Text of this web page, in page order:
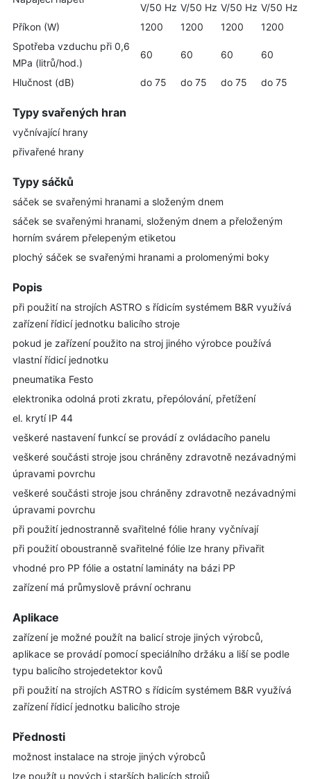
V/50 Hz V/50 Hz V/50 Hz V/50 Hz
Příkon (W)
1200 1200 1200
1200
Spotřeba vzduchu při 0,6
MPa (litrů/hod.)
60 60 60 60
Hlučnost (dB) do 75 do 75 do 75 do 75
Typy svařených hran
vyčnívající hrany
přivařené hrany
Typy sáčků
sáček se svařenými hranami a složeným dnem
sáček se svařenými hranami, složeným dnem a přeloženým
horním svárem přelepeným etiketou
plochý sáček se svařenými hranami a prolomenými boky
Popis
při použití na strojích ASTRO s řídicím systémem B&R využívá
zařízení řídicí jednotku balicího stroje
pokud je zařízení použito na stroj jiného výrobce používá
vlastní řídicí jednotku
pneumatika Festo
elektronika odolná proti zkratu, přepólování, přetížení
el. krytí IP 44
veškeré nastavení funkcí se provádí z ovládacího panelu
veškeré součásti stroje jsou chráněny zdravotně nezávadnými
úpravami povrchu
veškeré součásti stroje jsou chráněny zdravotně nezávadnými
úpravami povrchu
při použití jednostranně svařitelné fólie hrany vyčnívají
při použití oboustranně svařitelné fólie lze hrany přivařit
vhodné pro PP fólie a ostatní lamináty na bázi PP
zařízení má průmyslově právní ochranu
Aplikace
zařízení je možné použít na balicí stroje jiných výrobců,
aplikace se provádí pomocí speciálního držáku a liší se podle
typu balicího strojedetektor kovů
při použití na strojích ASTRO s řídicím systémem B&R využívá
zařízení řídicí jednotku balicího stroje
Přednosti
možnost instalace na stroje jiných výrobců
lze použít u nových i starších balicích strojů